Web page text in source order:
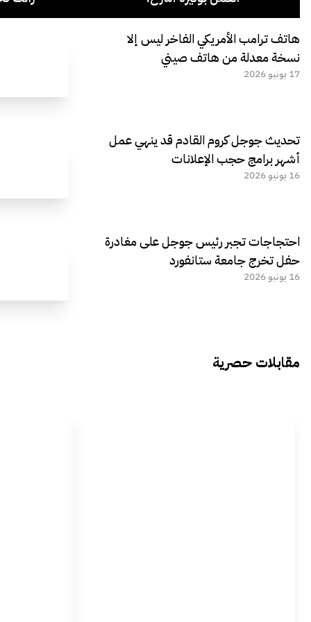
هاتف ترامب الأمريكي الفاخر ليس إلا
نسخة معدلة من هاتف صيني
17 يونيو 2026
تحديث جوجل كروم القادم قد ينهي عمل
أشهر برامج حجب الإعلانات
16 يونيو 2026
احتجاجات تجبر رئيس جوجل على مغادرة
حفل تخرج جامعة ستانفورد
16 يونيو 2026
مقابلات حصرية